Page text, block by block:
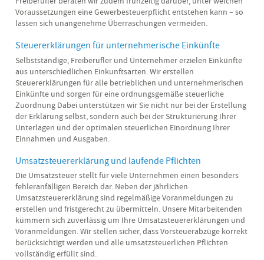
Voraussetzungen eine Gewerbesteuerpflicht entstehen kann – so
lassen sich unangenehme Überraschungen vermeiden.
Steuererklärungen für unternehmerische Einkünfte
Selbstständige, Freiberufler und Unternehmer erzielen Einkünfte
aus unterschiedlichen Einkunftsarten. Wir erstellen
Steuererklärungen für alle betrieblichen und unternehmerischen
Einkünfte und sorgen für eine ordnungsgemäße steuerliche
Zuordnung Dabei unterstützen wir Sie nicht nur bei der Erstellung
der Erklärung selbst, sondern auch bei der Strukturierung Ihrer
Unterlagen und der optimalen steuerlichen Einordnung Ihrer
Einnahmen und Ausgaben.
Umsatzsteuererklärung und laufende Pflichten
Die Umsatzsteuer stellt für viele Unternehmen einen besonders
fehleranfälligen Bereich dar. Neben der jährlichen
Umsatzsteuererklärung sind regelmäßige Voranmeldungen zu
erstellen und fristgerecht zu übermitteln. Unsere Mitarbeitenden
kümmern sich zuverlässig um Ihre Umsatzsteuererklärungen und
Voranmeldungen. Wir stellen sicher, dass Vorsteuerabzüge korrekt
berücksichtigt werden und alle umsatzsteuerlichen Pflichten
vollständig erfüllt sind.